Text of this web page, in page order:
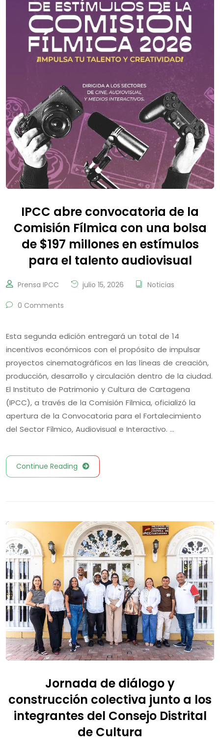
IPCC abre convocatoria de la
Comisión Fílmica con una bolsa
de $197 millones en estímulos
para el talento audiovisual
Prensa IPCC julio 15, 2026 Noticias
0 Comments
Esta segunda edición entregará un total de 14
incentivos económicos con el propósito de impulsar
proyectos cinematográficos en las líneas de creación,
producción, desarrollo y circulación dentro de la ciudad.
El Instituto de Patrimonio y Cultura de Cartagena
(IPCC), a través de la Comisión Fílmica, oficializó la
apertura de la Convocatoria para el Fortalecimiento
del Sector Fílmico, Audiovisual e Interactivo. …
Continue Reading
Jornada de diálogo y
construcción colectiva junto a los
integrantes del Consejo Distrital
de Cultura